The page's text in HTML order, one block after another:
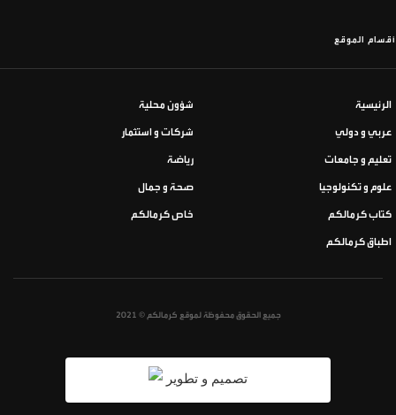
أقسام الموقع
الرئيسية شؤون محلية
عربي و دولي شركات و استثمار
تعليم و جامعات رياضة
علوم و تكنولوجيا صحة و جمال
كتاب كرمالكم خاص كرمالكم
اطباق كرمالكم
جميع الحقوق محفوظة لموقع كرمالكم © 2021
تصميم و تطوير